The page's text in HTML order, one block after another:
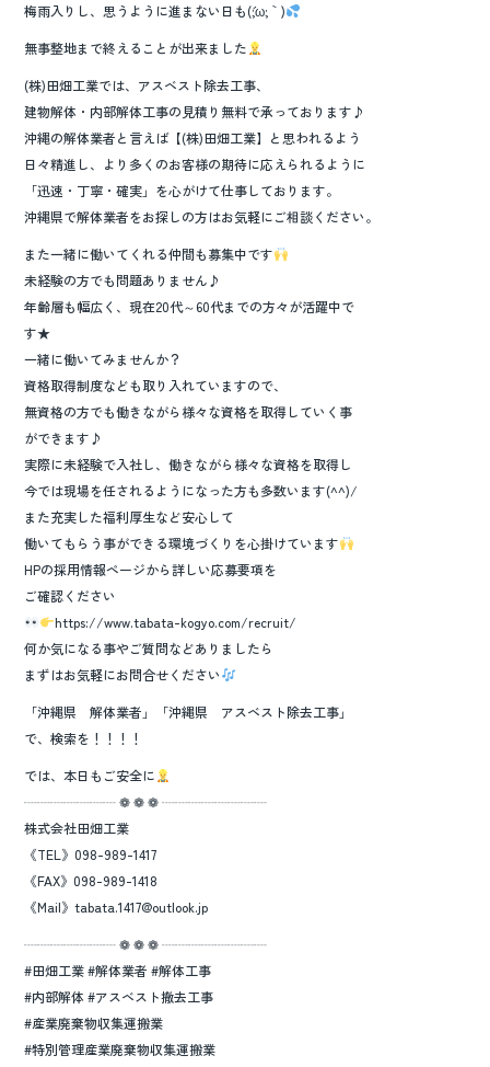
梅雨入りし、思うように進まない日も(´;ω;｀)
無事整地まで終えることが出来ました
(株)田畑工業では、アスベスト除去工事、
建物解体・内部解体工事の見積り無料で承っております♪
沖縄の解体業者と言えば【(株)田畑工業】と思われるよう
日々精進し、より多くのお客様の期待に応えられるように
「迅速・丁寧・確実」を心がけて仕事しております。
沖縄県で解体業者をお探しの方はお気軽にご相談ください。
また一緒に働いてくれる仲間も募集中です
未経験の方でも問題ありません♪
年齢層も幅広く、現在20代～60代までの方々が活躍中で
す★
一緒に働いてみませんか？
資格取得制度なども取り入れていますので、
無資格の方でも働きながら様々な資格を取得していく事
ができます♪
実際に未経験で入社し、働きながら様々な資格を取得し
今では現場を任されるようになった方も多数います(^^)/
また充実した福利厚生など安心して
働いてもらう事ができる環境づくりを心掛けています
HPの採用情報ページから詳しい応募要項を
ご確認ください
https://www.tabata-kogyo.com/recruit/
何か気になる事やご質問などありましたら
まずはお気軽にお問合せください
「沖縄県 解体業者」「沖縄県 アスベスト除去工事」
で、検索を！！！！
では、本日もご安全に
┈┈┈┈┈┈┈ ❁ ❁ ❁ ┈┈┈┈┈┈┈┈
株式会社田畑工業
《TEL》098-989-1417
《FAX》098-989-1418
《Mail》tabata.1417@outlook.jp
┈┈┈┈┈┈┈ ❁ ❁ ❁ ┈┈┈┈┈┈┈┈
#田畑工業 #解体業者 #解体工事
#内部解体 #アスベスト撤去工事
#産業廃棄物収集運搬業
#特別管理産業廃棄物収集運搬業